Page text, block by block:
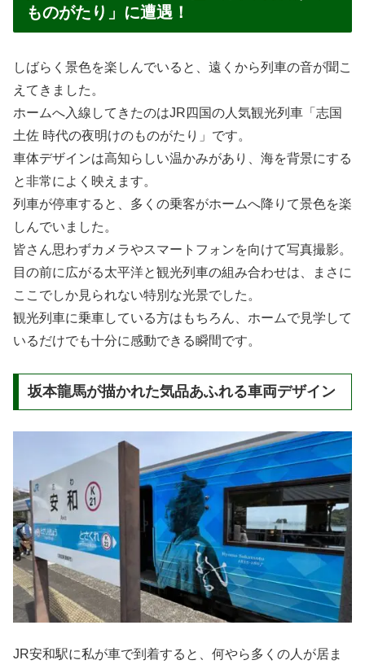
ものがたり」に遭遇！
しばらく景色を楽しんでいると、遠くから列車の音が聞こ
えてきました。
ホームへ入線してきたのはJR四国の人気観光列車「志国
土佐 時代の夜明けのものがたり」です。
車体デザインは高知らしい温かみがあり、海を背景にする
と非常によく映えます。
列車が停車すると、多くの乗客がホームへ降りて景色を楽
しんでいました。
皆さん思わずカメラやスマートフォンを向けて写真撮影。
目の前に広がる太平洋と観光列車の組み合わせは、まさに
ここでしか見られない特別な光景でした。
観光列車に乗車している方はもちろん、ホームで見学して
いるだけでも十分に感動できる瞬間です。
坂本龍馬が描かれた気品あふれる車両デザイン
JR安和駅に私が車で到着すると、何やら多くの人が居ま